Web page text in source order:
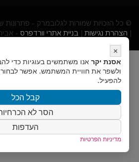
© כל הזכויות שמורות לגלובמרק - פתרונות
הצהרת נגישות בניית אתרי וורדפרס -
×
אסנת יקר אנו משתמשים בעוגיות כדי
ולשפר את חוויית המשתמש. אפשר לבחור
להפעיל.
קבל הכל
הסר לא
העדפות
מדיניות הפרטיות